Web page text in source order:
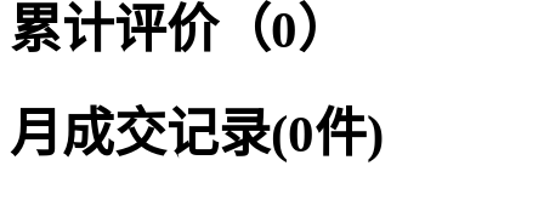
累计评价（0）
月成交记录(0件)